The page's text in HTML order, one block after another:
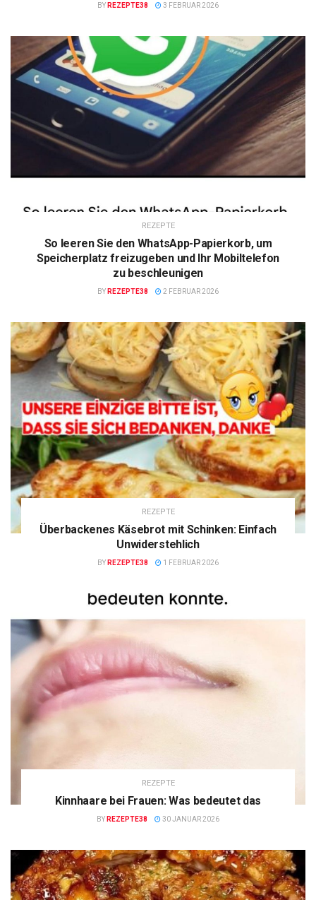
BY REZEPTE38 3 FEBRUAR 2026
REZEPTE
So leeren Sie den WhatsApp-Papierkorb, um
Speicherplatz freizugeben und Ihr Mobiltelefon
zu beschleunigen
BY REZEPTE38 2 FEBRUAR 2026
REZEPTE
Überbackenes Käsebrot mit Schinken: Einfach
Unwiderstehlich
BY REZEPTE38 1 FEBRUAR 2026
REZEPTE
Kinnhaare bei Frauen: Was bedeutet das
BY REZEPTE38 30 JANUAR 2026